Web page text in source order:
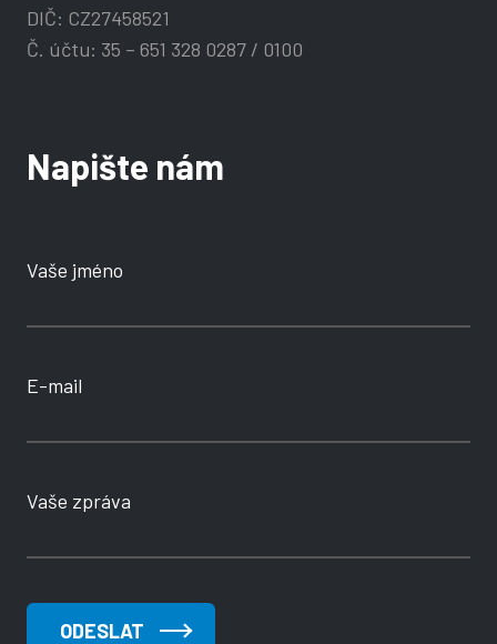
DIČ: CZ27458521
Č. účtu: 35 – 651 328 0287 / 0100
Napište nám
Vaše jméno
E-mail
Vaše zpráva
ODESLAT